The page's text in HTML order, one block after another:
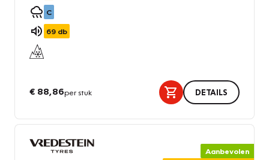
C
69 db
€ 88,86per stuk DETAILS
Aanbevolen